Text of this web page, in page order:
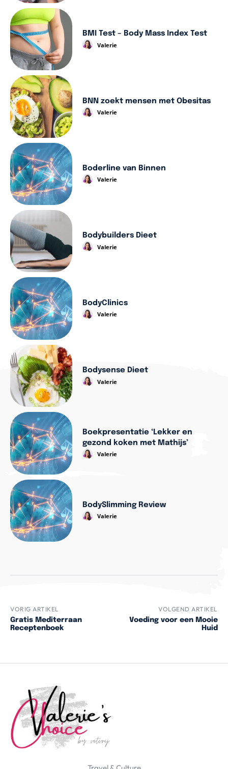
BMI Test – Body Mass Index Test
Valerie
BNN zoekt mensen met Obesitas
Valerie
Boderline van Binnen
Valerie
Bodybuilders Dieet
Valerie
BodyClinics
Valerie
Bodysense Dieet
Valerie
Boekpresentatie ‘Lekker en
gezond koken met Mathijs’
Valerie
BodySlimming Review
Valerie
VORIG ARTIKEL
Gratis Mediterraan
Receptenboek
VOLGEND ARTIKEL
Voeding voor een Mooie
Huid